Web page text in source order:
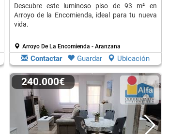
Descubre este luminoso piso de 93 m² en
Arroyo de la Encomienda, ideal para tu nueva
vida.
Arroyo De La Encomienda - Aranzana
Contactar Guardar Ubicación
240.000€